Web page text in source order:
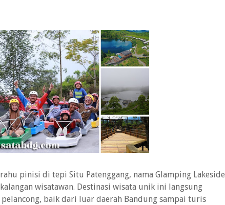
pinisi di tepi Situ Patenggang, nama Glamping Lakeside
wisatawan. Destinasi wisata unik ini langsung
baik dari luar daerah Bandung sampai turis